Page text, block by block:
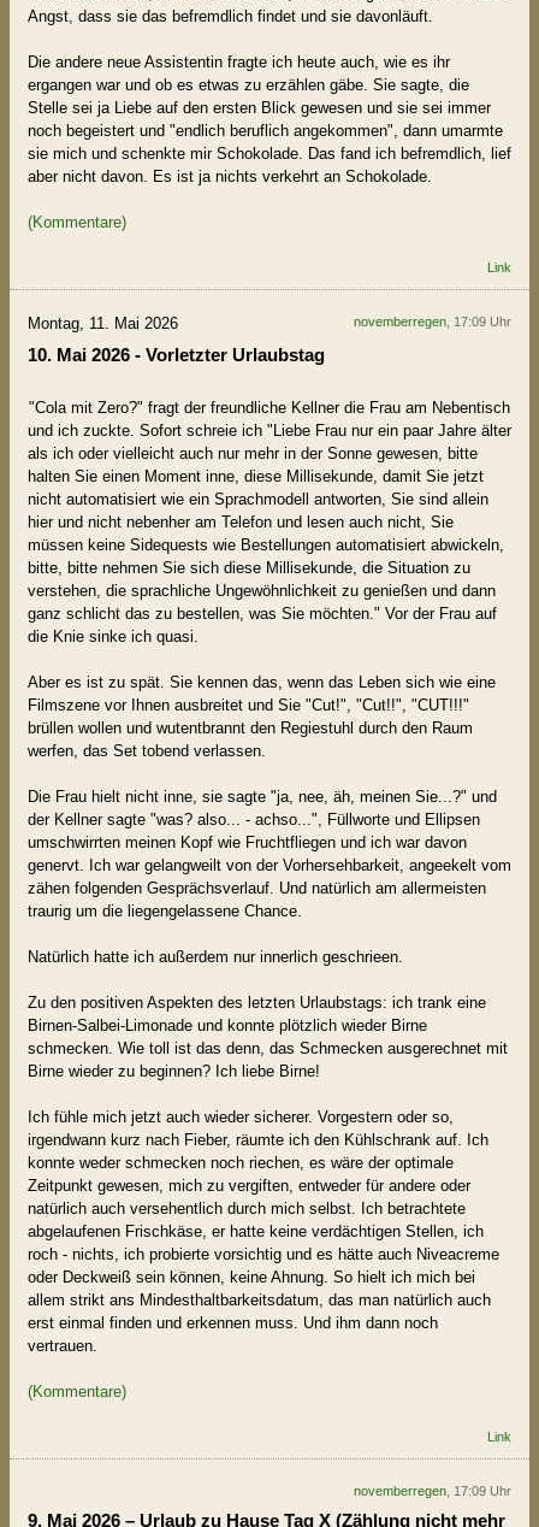
Angst, dass sie das befremdlich findet und sie davonläuft.
Die andere neue Assistentin fragte ich heute auch, wie es ihr
ergangen war und ob es etwas zu erzählen gäbe. Sie sagte, die
Stelle sei ja Liebe auf den ersten Blick gewesen und sie sei immer
noch begeistert und "endlich beruflich angekommen", dann umarmte
sie mich und schenkte mir Schokolade. Das fand ich befremdlich, lief
aber nicht davon. Es ist ja nichts verkehrt an Schokolade.
(Kommentare)
Link
Montag, 11. Mai 2026 novemberregen , 17:09 Uhr
10. Mai 2026 - Vorletzter Urlaubstag
"Cola mit Zero?" fragt der freundliche Kellner die Frau am Nebentisch
und ich zuckte. Sofort schreie ich "Liebe Frau nur ein paar Jahre älter
als ich oder vielleicht auch nur mehr in der Sonne gewesen, bitte
halten Sie einen Moment inne, diese Millisekunde, damit Sie jetzt
nicht automatisiert wie ein Sprachmodell antworten, Sie sind allein
hier und nicht nebenher am Telefon und lesen auch nicht, Sie
müssen keine Sidequests wie Bestellungen automatisiert abwickeln,
bitte, bitte nehmen Sie sich diese Millisekunde, die Situation zu
verstehen, die sprachliche Ungewöhnlichkeit zu genießen und dann
ganz schlicht das zu bestellen, was Sie möchten." Vor der Frau auf
die Knie sinke ich quasi.
Aber es ist zu spät. Sie kennen das, wenn das Leben sich wie eine
Filmszene vor Ihnen ausbreitet und Sie "Cut!", "Cut!!", "CUT!!!"
brüllen wollen und wutentbrannt den Regiestuhl durch den Raum
werfen, das Set tobend verlassen.
Die Frau hielt nicht inne, sie sagte "ja, nee, äh, meinen Sie...?" und
der Kellner sagte "was? also... - achso...", Füllworte und Ellipsen
umschwirrten meinen Kopf wie Fruchtfliegen und ich war davon
genervt. Ich war gelangweilt von der Vorhersehbarkeit, angeekelt vom
zähen folgenden Gesprächsverlauf. Und natürlich am allermeisten
traurig um die liegengelassene Chance.
Natürlich hatte ich außerdem nur innerlich geschrieen.
Zu den positiven Aspekten des letzten Urlaubstags: ich trank eine
Birnen-Salbei-Limonade und konnte plötzlich wieder Birne
schmecken. Wie toll ist das denn, das Schmecken ausgerechnet mit
Birne wieder zu beginnen? Ich liebe Birne!
Ich fühle mich jetzt auch wieder sicherer. Vorgestern oder so,
irgendwann kurz nach Fieber, räumte ich den Kühlschrank auf. Ich
konnte weder schmecken noch riechen, es wäre der optimale
Zeitpunkt gewesen, mich zu vergiften, entweder für andere oder
natürlich auch versehentlich durch mich selbst. Ich betrachtete
abgelaufenen Frischkäse, er hatte keine verdächtigen Stellen, ich
roch - nichts, ich probierte vorsichtig und es hätte auch Niveacreme
oder Deckweiß sein können, keine Ahnung. So hielt ich mich bei
allem strikt ans Mindesthaltbarkeitsdatum, das man natürlich auch
erst einmal finden und erkennen muss. Und ihm dann noch
vertrauen.
(Kommentare)
Link
novemberregen , 17:09 Uhr
9. Mai 2026 – Urlaub zu Hause Tag X (Zählung nicht mehr